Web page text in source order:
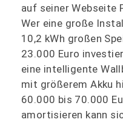
auf seiner Webseite
Wer eine große
10,2 kWh großen
23.000 Euro
eine intelligente
mit größerem Akku
60.000 bis 70.000
amortisieren kann